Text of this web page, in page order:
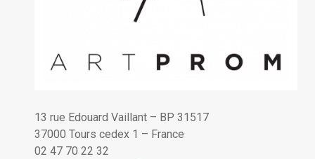
13 rue Edouard Vaillant – BP 31517
37000 Tours cedex 1 – France
02 47 70 22 32